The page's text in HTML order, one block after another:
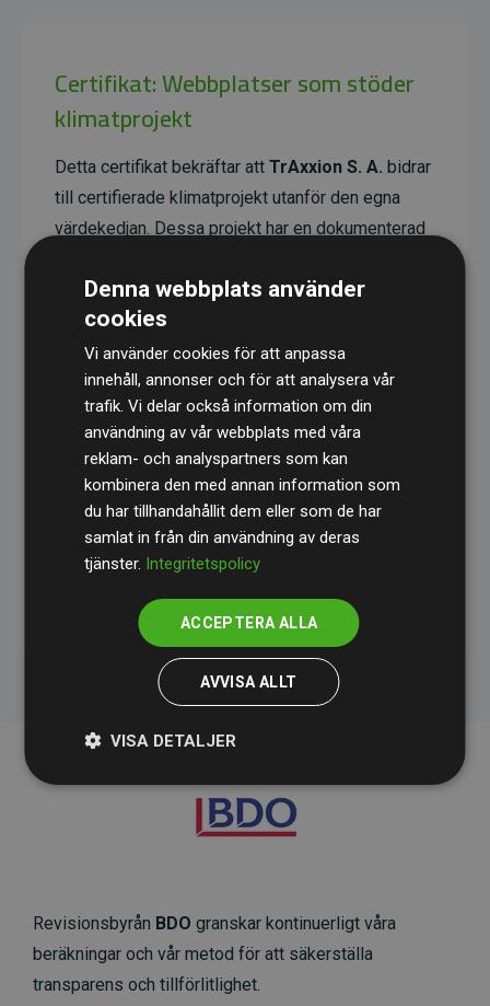
Certifikat: Webbplatser som stöder
klimatprojekt
Detta certifikat bekräftar att TrAxxion S. A. bidrar
till certifierade klimatprojekt utanför den egna
värdekedjan. Dessa projekt har en dokumenterad
motsvarar dubbelt så mycket CO₂ som
webbplatsens beräknade utsläpp.
Alla projekt verifieras genomGold Standard
vilket säkerställer hög kvalitet, faktisk klimatnytta
och full transparens. Du kan läsa mer om de
specifika projektenhär.
initiativet Webbplatser som stöder klimatprojekt
Revisionsbyrån BDO granskar kontinuerligt våra
beräkningar och vår metod för att säkerställa
transparens och tillförlitlighet.
Denna webbplats använder
cookies
Vi använder cookies för att anpassa
innehåll, annonser och för att analysera vår
trafik. Vi delar också information om din
användning av vår webbplats med våra
reklam- och analyspartners som kan
kombinera den med annan information som
du har tillhandahållit dem eller som de har
samlat in från din användning av deras
tjänster. Integritetspolicy
ACCEPTERA ALLA
AVVISA ALLT
VISA DETALJER